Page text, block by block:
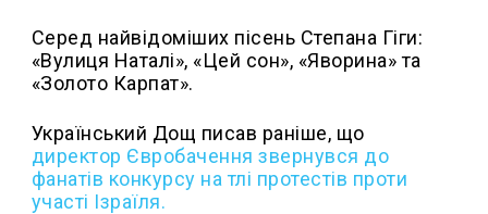
Серед найвідоміших пісень Степана Гіги:
«Вулиця Наталі», «Цей сон», «Яворина» та
«Золото Карпат».
Український Дощ писав раніше, що
директор Євробачення звернувся до
фанатів конкурсу на тлі протестів проти
участі Ізраїля.